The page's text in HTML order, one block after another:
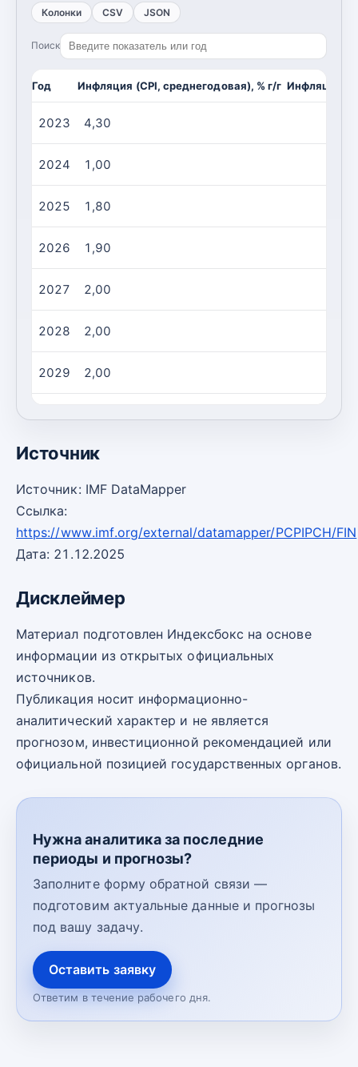
Колонки
CSV JSON
Поиск
Год Инфляция (CPI, среднегодовая), % г/г Инфляция
2023 4,30
2024 1,00
2025 1,80
2026 1,90
2027 2,00
2028 2,00
2029 2,00
Источник
Источник: IMF DataMapper
Ссылка:
https://www.imf.org/external/datamapper/PCPIPCH/FIN
Дата: 21.12.2025
Дисклеймер
Материал подготовлен Индексбокс на основе
информации из открытых официальных
источников.
Публикация носит информационно-
аналитический характер и не является
прогнозом, инвестиционной рекомендацией или
официальной позицией государственных органов.
Нужна аналитика за последние
периоды и прогнозы?
Заполните форму обратной связи —
подготовим актуальные данные и прогнозы
под вашу задачу.
Оставить заявку
Ответим в течение рабочего дня.